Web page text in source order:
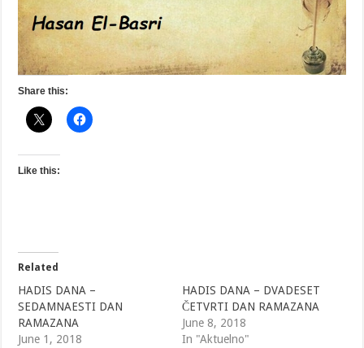
Share this:
Like this:
Related
HADIS DANA –
SEDAMNAESTI DAN
RAMAZANA
June 1, 2018
HADIS DANA – DVADESET
ČETVRTI DAN RAMAZANA
June 8, 2018
In "Aktuelno"